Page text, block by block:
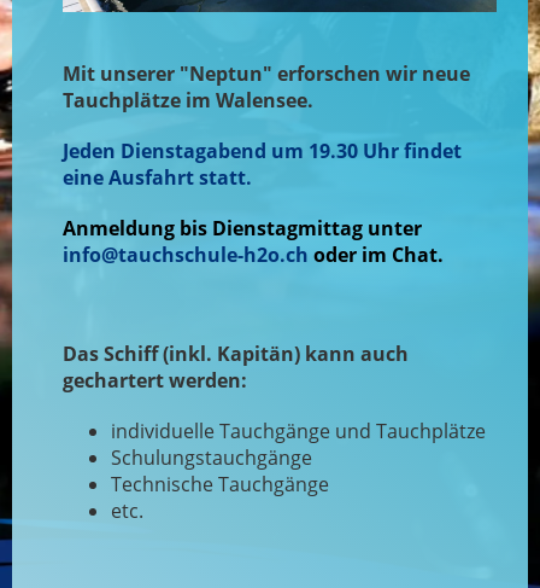
Mit unserer "Neptun" erforschen wir neue
Tauchplätze im Walensee.
Jeden Dienstagabend um 19.30 Uhr findet
eine Ausfahrt statt.
Anmeldung bis Dienstagmittag unter
info@tauchschule-h2o.ch oder im Chat.
Das Schiff (inkl. Kapitän) kann auch
gechartert werden:
individuelle Tauchgänge und Tauchplätze
Schulungstauchgänge
Technische Tauchgänge
etc.